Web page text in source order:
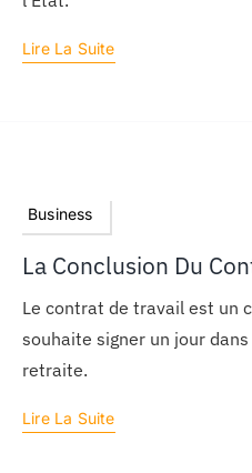
Lire La Suite
Business
La Conclusion Du
Le contrat de travail est un
souhaite signer un jour
retraite.
Lire La Suite